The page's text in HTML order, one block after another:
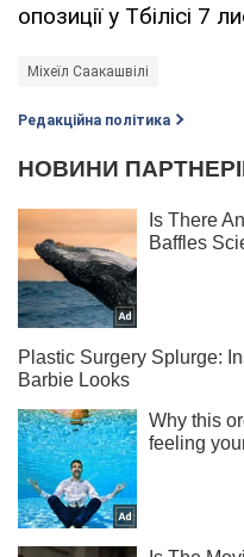
опозиції у Тбілісі 7
Міхеїл Саакашвілі
Редакційна політика